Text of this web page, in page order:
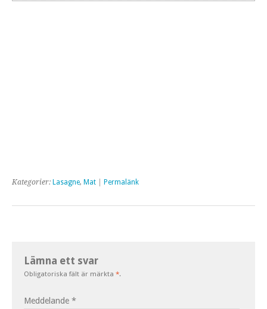
Kategorier: Lasagne, Mat Permalänk
Lämna ett svar
Obligatoriska fält är märkta *.
Meddelande *